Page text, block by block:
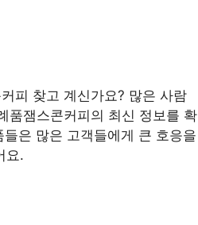
피 찾고 계신가요? 많은 사람
품잼스콘커피의 최신 정보를 확
은 많은 고객들에게 큰 호응을
요.